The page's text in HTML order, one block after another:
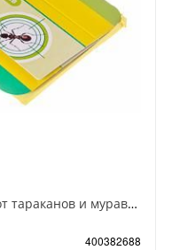
Argus Клеевая ловушка-домик от тараканов и муравьев
400382688